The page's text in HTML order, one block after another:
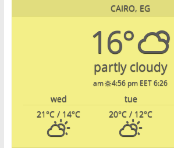
CAIRO, EG
16°
partly cloudy
6:26 am
4:56 pm EET
tue
wed
20°C / 12°C
21°C / 14°C